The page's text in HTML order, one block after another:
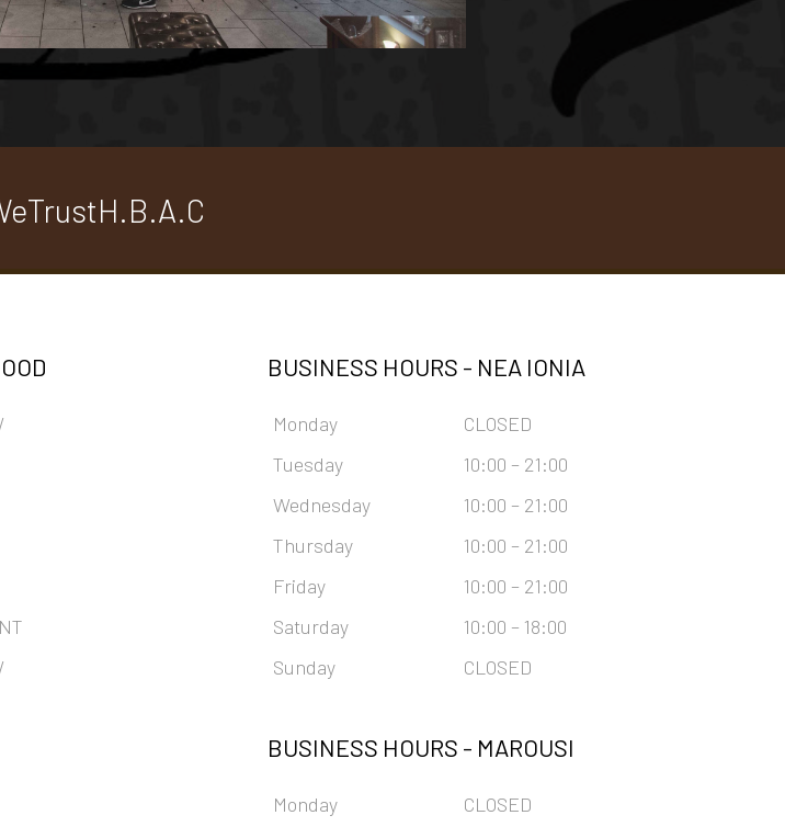
BUSINESS HOURS - NEA IONIA
Monday
CLOSED
Tuesday
10:00 – 21:00
Wednesday
10:00 – 21:00
Thursday
10:00 – 21:00
Friday
10:00 – 21:00
Saturday
10:00 – 18:00
Sunday
CLOSED
BUSINESS HOURS - MAROUSI
Monday
CLOSED